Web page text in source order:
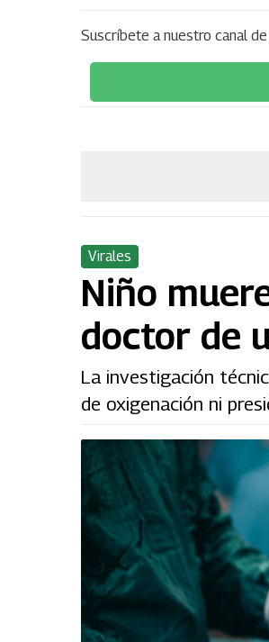
Suscríbete a nuestro canal
Virales
Niño
doctor de
La investigación
de oxigenación ni